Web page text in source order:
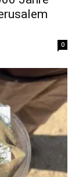
0